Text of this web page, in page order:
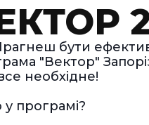
бути
"Вектор"
необхідне!
програмі?